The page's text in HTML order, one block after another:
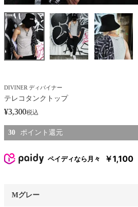
DIVINER ディバイナー
テレコタンクトップ
¥3,300税込
30
ペイディなら月々 ￥1,100
Mグレー